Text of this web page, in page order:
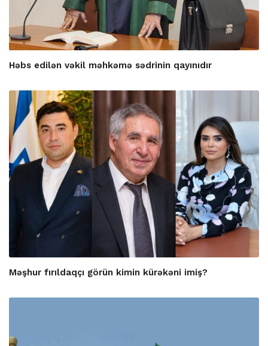
Həbs edilən vəkil məhkəmə sədrinin qayınıdır
Məşhur fırıldaqçı görün kimin kürəkəni imiş?